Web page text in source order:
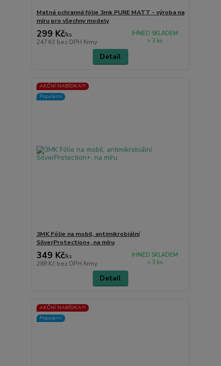
Matná ochranná fólie 3mk PURE MATT - výroba na
míru pro všechny modely
299 Kč/ks
247 Kč bez DPH firmy
IHNED SKLADEM
> 3 ks
Detail
AKČNÍ NABÍDKA!!!
Populární
3MK Fólie na mobil, antimikrobiální
SilverProtection+, na míru
349 Kč/ks
288 Kč bez DPH firmy
IHNED SKLADEM
> 3 ks
Detail
AKČNÍ NABÍDKA!!!
Populární